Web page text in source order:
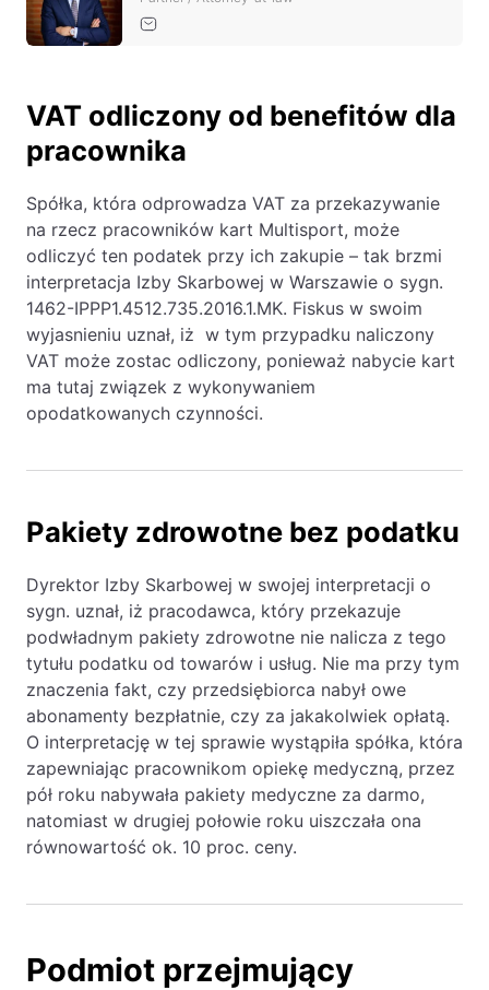
VAT odliczony od benefitów dla
pracownika
Spółka, która odprowadza VAT za przekazywanie
na rzecz pracowników kart Multisport, może
odliczyć ten podatek przy ich zakupie – tak brzmi
interpretacja Izby Skarbowej w Warszawie o sygn.
1462-IPPP1.4512.735.2016.1.MK. Fiskus w swoim
wyjasnieniu uznał, iż w tym przypadku naliczony
VAT może zostac odliczony, ponieważ nabycie kart
ma tutaj związek z wykonywaniem
opodatkowanych czynności.
Pakiety zdrowotne bez podatku
Dyrektor Izby Skarbowej w swojej interpretacji o
sygn. uznał, iż pracodawca, który przekazuje
podwładnym pakiety zdrowotne nie nalicza z tego
tytułu podatku od towarów i usług. Nie ma przy tym
znaczenia fakt, czy przedsiębiorca nabył owe
abonamenty bezpłatnie, czy za jakakolwiek opłatą.
O interpretację w tej sprawie wystąpiła spółka, która
zapewniając pracownikom opiekę medyczną, przez
pół roku nabywała pakiety medyczne za darmo,
natomiast w drugiej połowie roku uiszczała ona
równowartość ok. 10 proc. ceny.
Podmiot przejmujący